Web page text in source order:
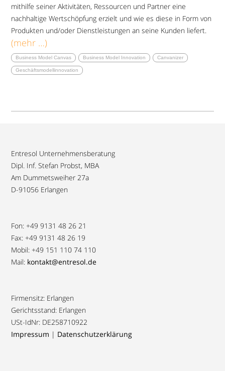
mithilfe seiner Aktivitäten, Ressourcen und Partner eine
nachhaltige Wertschöpfung erzielt und wie es diese in Form von
Produkten und/oder Dienstleistungen an seine Kunden liefert.
(mehr …)
Business Model Canvas Business Model Innovation Canvanizer
Geschäftsmodellinnovation
Entresol Unternehmensberatung
Dipl. Inf. Stefan Probst, MBA
Am Dummetsweiher 27a
D-91056 Erlangen
Fon: +49 9131 48 26 21
Fax: +49 9131 48 26 19
Mobil: +49 151 110 74 110
Mail: kontakt@entresol.de
Firmensitz: Erlangen
Gerichtsstand: Erlangen
USt-IdNr: DE258710922
Impressum | Datenschutzerklärung